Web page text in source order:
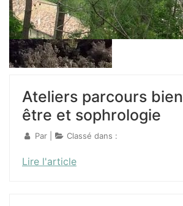
Ateliers parcours bien
être et sophrologie
Par | Classé dans :
Lire l'article